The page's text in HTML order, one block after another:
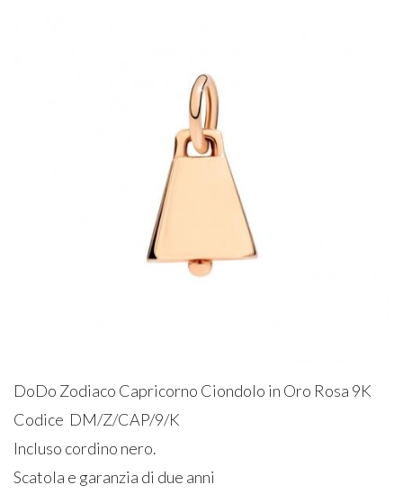
DoDo Zodiaco Capricorno Ciondolo in Oro Rosa 9K
Codice DM/Z/CAP/9/K
Incluso cordino nero.
Scatola e garanzia di due anni